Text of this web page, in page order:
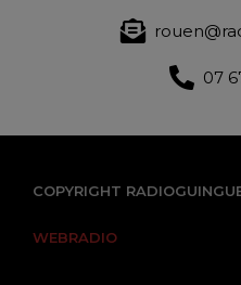
07
COPYRIGHT
WEBRADIO